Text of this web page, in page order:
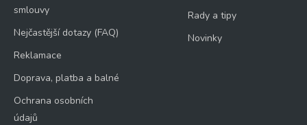
smlouvy
Nejčastější dotazy (FAQ)
Reklamace
Doprava, platba a balné
Ochrana osobních
údajů
Rady a tipy
Novinky